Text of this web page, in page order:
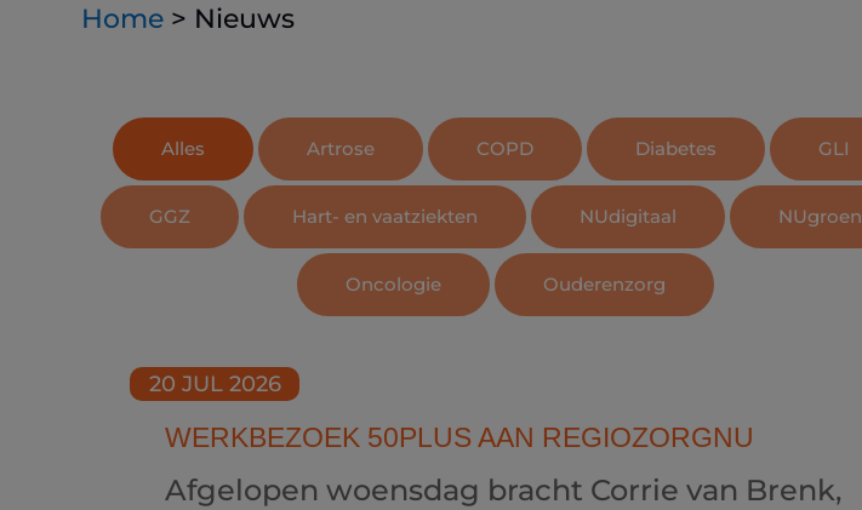
Home > Nieuws
Alles Artrose COPD Diabetes GLI
GGZ Hart- en vaatziekten NUdigitaal NUgroen
Oncologie Ouderenzorg
WERKBEZOEK 50PLUS AAN REGIOZORGNU
20 JUL 2026
Afgelopen woensdag bracht Corrie van Brenk,